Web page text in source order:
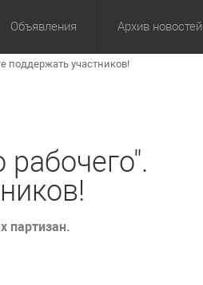
Политика Спорт
Объявления Архив новостей
За сутки
поддержать участников!
партизан.